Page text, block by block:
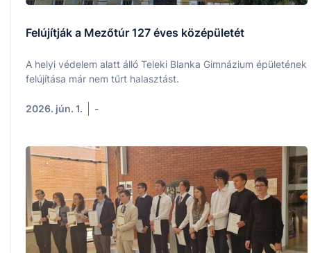
Felújítják a Mezőtúr 127 éves középületét
A helyi védelem alatt álló Teleki Blanka Gimnázium épületének
felújítása már nem tűrt halasztást.
2026. jún. 1. -